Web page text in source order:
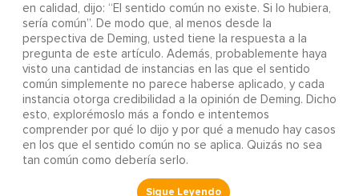
en calidad, dijo: “El sentido común no existe. Si lo hubiera,
sería común”. De modo que, al menos desde la
perspectiva de Deming, usted tiene la respuesta a la
pregunta de este artículo. Además, probablemente haya
visto una cantidad de instancias en las que el sentido
común simplemente no parece haberse aplicado, y cada
instancia otorga credibilidad a la opinión de Deming. Dicho
esto, explorémoslo más a fondo e intentemos
comprender por qué lo dijo y por qué a menudo hay casos
en los que el sentido común no se aplica. Quizás no sea
tan común como debería serlo.